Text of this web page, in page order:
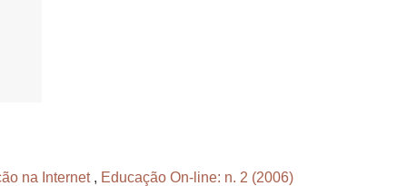
na Internet , Educação On-line: n. 2 (2006)